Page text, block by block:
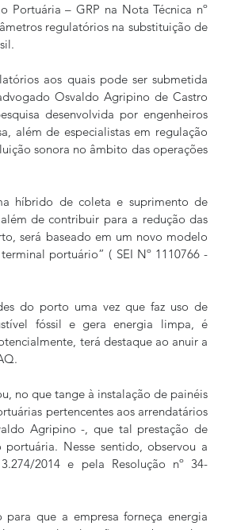
Portuária – GRP na Nota Técnica nº
regulatórios na substituição de
aos quais pode ser submetida
Osvaldo Agripino de Castro
desenvolvida por engenheiros
além de especialistas em regulação
sonora no âmbito das operações
híbrido de coleta e suprimento de
de contribuir para a redução das
será baseado em um novo modelo
portuário” ( SEI Nº 1110766 -
do porto uma vez que faz uso de
fóssil e gera energia limpa, é
terá destaque ao anuir a
no que tange à instalação de painéis
pertencentes aos arrendatários
Agripino -, que tal prestação de
Nesse sentido, observou a
2014 e pela Resolução nº 34-
que a empresa forneça energia